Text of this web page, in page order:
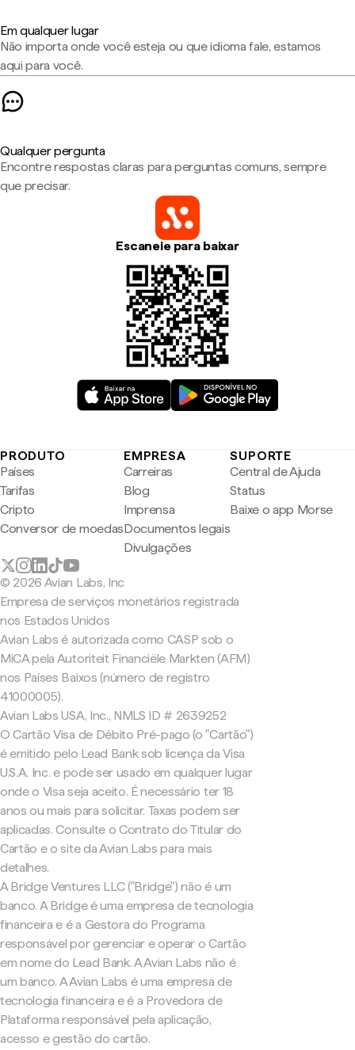
Em qualquer lugar
Não importa onde você esteja ou que idioma fale, estamos
aqui para você.
Qualquer pergunta
Encontre respostas claras para perguntas comuns, sempre
que precisar.
Escaneie para baixar
PRODUTO
Países
Tarifas
Cripto
Conversor de moedas
EMPRESA
Carreiras
Blog
Imprensa
Documentos legais
Divulgações
SUPORTE
Central de Ajuda
Status
Baixe o app Morse
© 2026 Avian Labs, Inc
Empresa de serviços monetários registrada
nos Estados Unidos
Avian Labs é autorizada como CASP sob o
MiCA pela Autoriteit Financiële Markten (AFM)
nos Países Baixos (número de registro
41000005).
Avian Labs USA, Inc., NMLS ID # 2639252
O Cartão Visa de Débito Pré-pago (o "Cartão")
é emitido pelo Lead Bank sob licença da Visa
U.S.A. Inc. e pode ser usado em qualquer lugar
onde o Visa seja aceito. É necessário ter 18
anos ou mais para solicitar. Taxas podem ser
aplicadas. Consulte o Contrato do Titular do
Cartão e o site da Avian Labs para mais
detalhes.
A Bridge Ventures LLC ("Bridge") não é um
banco. A Bridge é uma empresa de tecnologia
financeira e é a Gestora do Programa
responsável por gerenciar e operar o Cartão
em nome do Lead Bank. A Avian Labs não é
um banco. A Avian Labs é uma empresa de
tecnologia financeira e é a Provedora de
Plataforma responsável pela aplicação,
acesso e gestão do cartão.